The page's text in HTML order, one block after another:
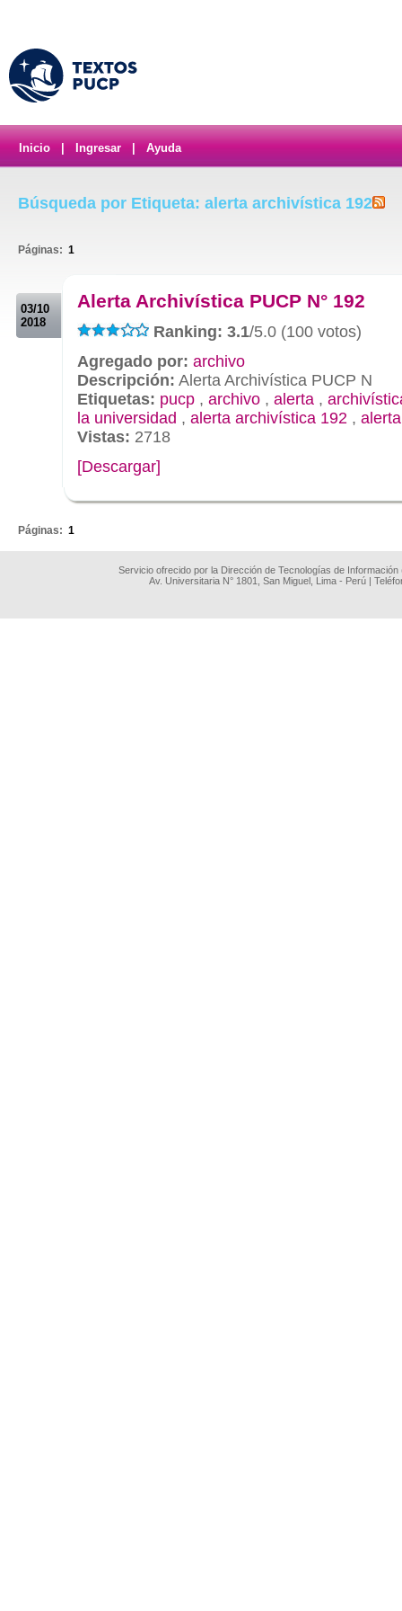
Inicio Ingresar Ayuda
Búsqueda por Etiqueta: alerta archivística 192
Páginas: 1
03/10
2018
Alerta Archivística PUCP N° 192
Ranking: 3.1/5.0 (100 votos)
Agregado por: archivo
Descripción: Alerta Archivística PUCP N
Etiquetas: pucp , archivo , alerta ,
la universidad , alerta archivística 192 ,
Vistas: 2718
[Descargar]
Páginas: 1
Servicio ofrecido por la Dirección de Tecnologías de
Av. Universitaria N° 1801, San Miguel, Lima - Perú |